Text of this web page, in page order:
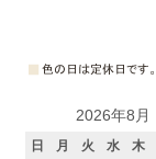
2026年8月
日 月 火 水 木